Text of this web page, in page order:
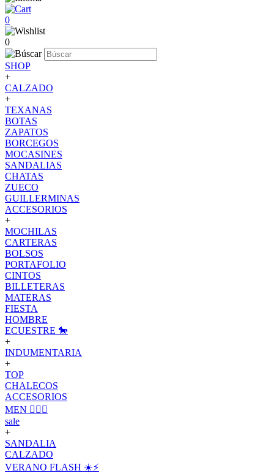
0
0
SHOP
+
CALZADO
+
TEXANAS
BOTAS
ZAPATOS
BORCEGOS
MOCASINES
SANDALIAS
CHATAS
ZUECO
GUILLERMINAS
ACCESORIOS
+
MOCHILAS
CARTERAS
BOLSOS
PORTAFOLIO
CINTOS
BILLETERAS
MATERAS
FIESTA
HOMBRE
ECUESTRE 🐎
+
INDUMENTARIA
+
TOP
CHALECOS
ACCESORIOS
MEN 🙋🏽‍♂️
sale
+
SANDALIA
CALZADO
VERANO FLASH ☀️⚡️